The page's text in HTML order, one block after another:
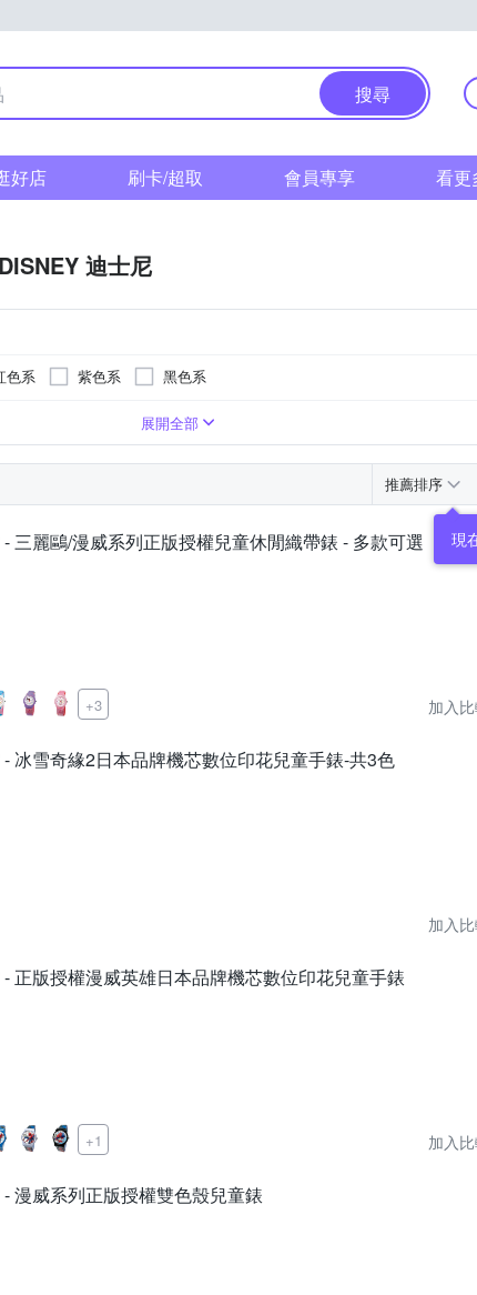
搜尋
好店 刷卡/超取 會員專享 看更
DISNEY 迪士尼
色系 紫色系 黑色系
灰色系
展開全部
推薦排序
現
三麗鷗/漫威系列正版授權兒童休閒織帶錶 - 多款可選
+3 加入
冰雪奇緣2日本品牌機芯數位印花兒童手錶-共3色
加入
正版授權漫威英雄日本品牌機芯數位印花兒童手錶
+1 加入
漫威系列正版授權雙色殼兒童錶